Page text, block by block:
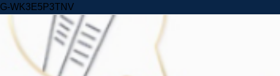
G-WK3E5P3TNVSkip to content